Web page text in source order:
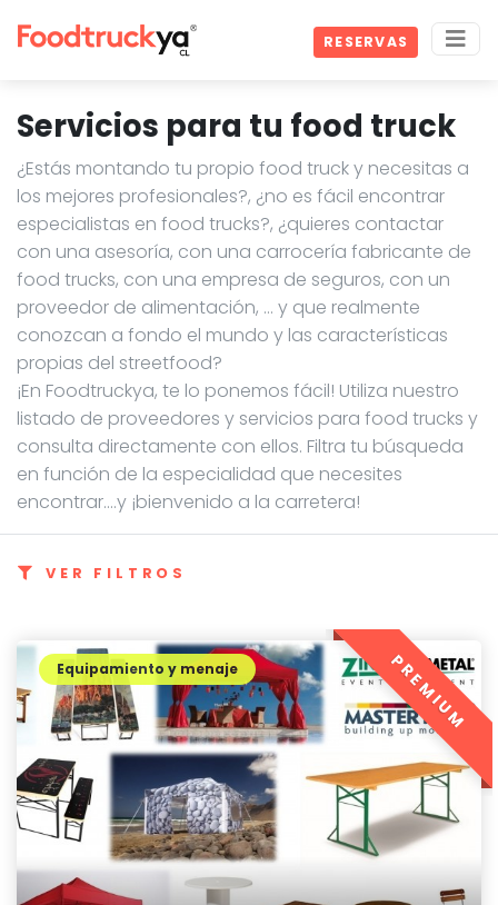
RESERVAS
Servicios para tu food truck
¿Estás montando tu propio food truck y necesitas a
los mejores profesionales?, ¿no es fácil encontrar
especialistas en food trucks?, ¿quieres contactar
con una asesoría, con una carrocería fabricante de
food trucks, con una empresa de seguros, con un
proveedor de alimentación, … y que realmente
conozcan a fondo el mundo y las características
propias del streetfood?
¡En Foodtruckya, te lo ponemos fácil! Utiliza nuestro
listado de proveedores y servicios para food trucks y
consulta directamente con ellos. Filtra tu búsqueda
en función de la especialidad que necesites
encontrar....y ¡bienvenido a la carretera!
VER FILTROS
Equipamiento y menaje PREMIUM